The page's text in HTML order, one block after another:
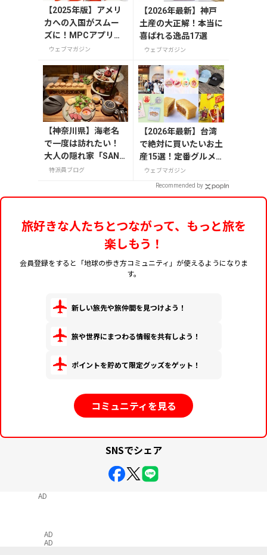
【2025年版】アメリ
カへの入国がスムー
ズに！MPCアプリの
登録方法や使い方を
ウェブマガジン
【2026年最新】神戸
土産の大正解！本当に
喜ばれる逸品17選
ウェブマガジン
【神奈川県】海老名
で一度は訪れたい！
大人の隠れ家「SAND
GLASS 熾火」で味わ
特派員ブログ
【2026年最新】台湾
で絶対に買いたいお土
産15選！定番グルメ
やかわいい雑貨、限定
商品も紹介
ウェブマガジン
Recommended by
旅好きな人たちとつながって、もっと旅を
楽しもう！
会員登録をすると「地球の歩き方コミュニティ」が使えるようになりま
す。
新しい旅先や旅仲間を見つけよう！
旅や世界にまつわる情報を共有しよう！
ポイントを貯めて限定グッズをゲット！
コミュニティを見る
SNSでシェア
AD
AD
AD